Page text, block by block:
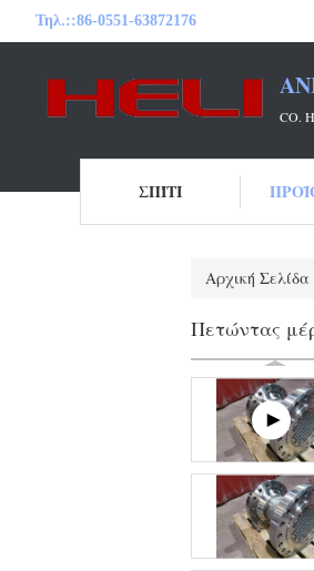
Τηλ.::86-0551-63872176
CO.
ΣΠΊΤΙ
Αρχική Σελίδα
Πετώντας